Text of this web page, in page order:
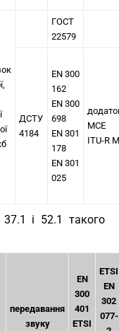
ГОСТ
22579
ДСТУ
4184
EN 300
162
EN 300
698
EN 301
178
EN 301
025
МСЕ
ITU-R
і 52.1 такого
передавання
звуку
EN
300
401
ETSI
ETSI
EN
302
077-